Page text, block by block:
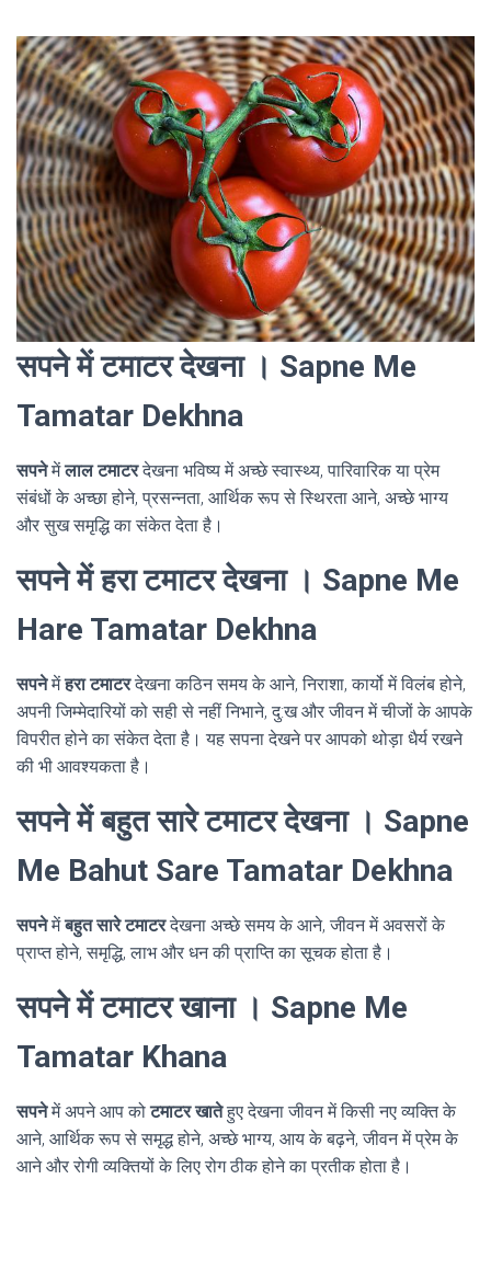
सपने में टमाटर देखना । Sapne Me
Tamatar Dekhna
सपनेमेंलाल टमाटरदेखना भविष्य में अच्छे स्वास्थ्य, पारिवारिक या प्रेम
संबंधों के अच्छा होने, प्रसन्नता, आर्थिक रूप से स्थिरता आने, अच्छे भाग्य
और सुख समृद्धि का संकेत देता है।
सपने में हरा टमाटर देखना । Sapne Me
Hare Tamatar Dekhna
सपनेमेंहरा टमाटरदेखना कठिन समय के आने, निराशा, कार्यो में विलंब होने,
अपनी जिम्मेदारियों को सही से नहीं निभाने, दु:ख और जीवन में चीजों के आपके
विपरीत होने का संकेत देता है। यह सपना देखने पर आपको थोड़ा धैर्य रखने
की भी आवश्यकता है।
सपने में बहुत सारे टमाटर देखना । Sapne
Me Bahut Sare Tamatar Dekhna
सपनेमेंबहुत सारे टमाटरदेखना अच्छे समय के आने, जीवन में अवसरों के
प्राप्त होने, समृद्धि, लाभ और धन की प्राप्ति का सूचक होता है।
सपने में टमाटर खाना । Sapne Me
Tamatar Khana
सपनेमें अपने आप कोटमाटर खातेहुए देखना जीवन में किसी नए व्यक्ति के
आने, आर्थिक रूप से समृद्ध होने, अच्छे भाग्य, आय के बढ़ने, जीवन में प्रेम के
आने और रोगी व्यक्तियों के लिए रोग ठीक होने का प्रतीक होता है।